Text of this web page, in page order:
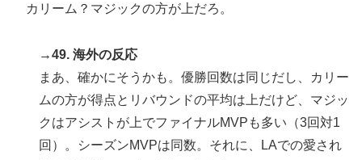
カリーム？マジックの方が上だろ。
→49. 海外の反応
まあ、確かにそうかも。優勝回数は同じだし、カリー
ムの方が得点とリバウンドの平均は上だけど、マジッ
クはアシストが上でファイナルMVPも多い（3回対1
回）。シーズンMVPは同数。それに、LAでの愛され